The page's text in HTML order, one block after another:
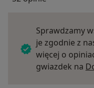
Sprawdzamy
je zgodnie z
więcej o
gwiazdek na